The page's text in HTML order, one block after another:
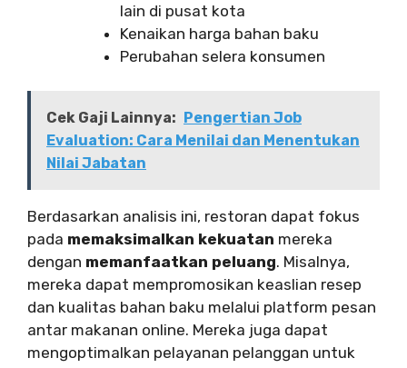
lain di pusat kota
Kenaikan harga bahan baku
Perubahan selera konsumen
Cek Gaji Lainnya:
Pengertian Job
Evaluation: Cara Menilai dan Menentukan
Nilai Jabatan
Berdasarkan analisis ini, restoran dapat fokus
pada memaksimalkan kekuatan mereka
dengan memanfaatkan peluang. Misalnya,
mereka dapat mempromosikan keaslian resep
dan kualitas bahan baku melalui platform pesan
antar makanan online. Mereka juga dapat
mengoptimalkan pelayanan pelanggan untuk